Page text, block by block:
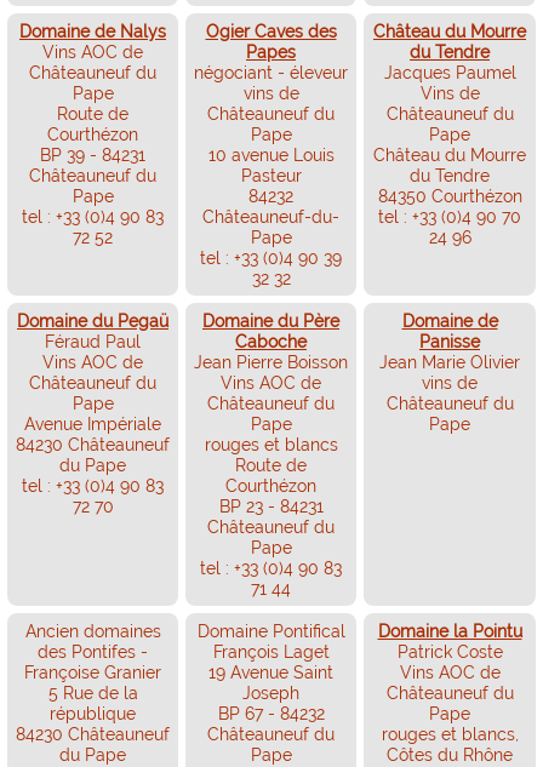
Domaine de Nalys
Vins AOC de
Châteauneuf du
Pape
Route de
Courthézon
BP 39 - 84231
Châteauneuf du
Pape
tel : +33 (0)4 90 83
72 52
Ogier Caves des
Papes
négociant - éleveur
vins de
Châteauneuf du
Pape
10 avenue Louis
Pasteur
84232
Châteauneuf-du-
Pape
tel : +33 (0)4 90 39
32 32
Château du Mourre
du Tendre
Jacques Paumel
Vins de
Châteauneuf du
Pape
Château du Mourre
du Tendre
84350 Courthézon
tel : +33 (0)4 90 70
24 96
Domaine du Pegaü
Féraud Paul
Vins AOC de
Châteauneuf du
Pape
Avenue Impériale
84230 Châteauneuf
du Pape
tel : +33 (0)4 90 83
72 70
Domaine du Père
Caboche
Jean Pierre Boisson
Vins AOC de
Châteauneuf du
Pape
rouges et blancs
Route de
Courthézon
BP 23 - 84231
Châteauneuf du
Pape
tel : +33 (0)4 90 83
71 44
Domaine de
Panisse
Jean Marie Olivier
vins de
Châteauneuf du
Pape
Ancien domaines
des Pontifes -
Françoise Granier
5 Rue de la
république
84230 Châteauneuf
du Pape
Domaine Pontifical
François Laget
19 Avenue Saint
Joseph
BP 67 - 84232
Châteauneuf du
Pape
Domaine la Pointu
Patrick Coste
Vins AOC de
Châteauneuf du
Pape
rouges et blancs,
Côtes du Rhône